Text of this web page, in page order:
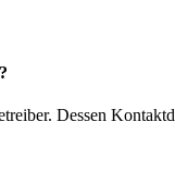
Dessen